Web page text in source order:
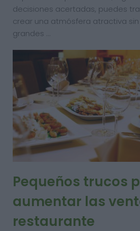
decisiones acertadas, puedes
crear una atmósfera atractiva
grandes …
Pequeños trucos
aumentar las
restaurante